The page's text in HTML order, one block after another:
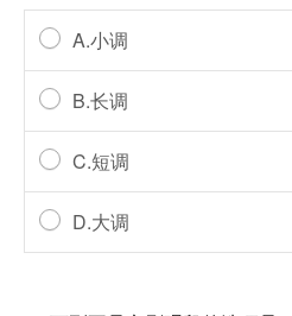
A.小调
B.长调
C.短调
D.大调